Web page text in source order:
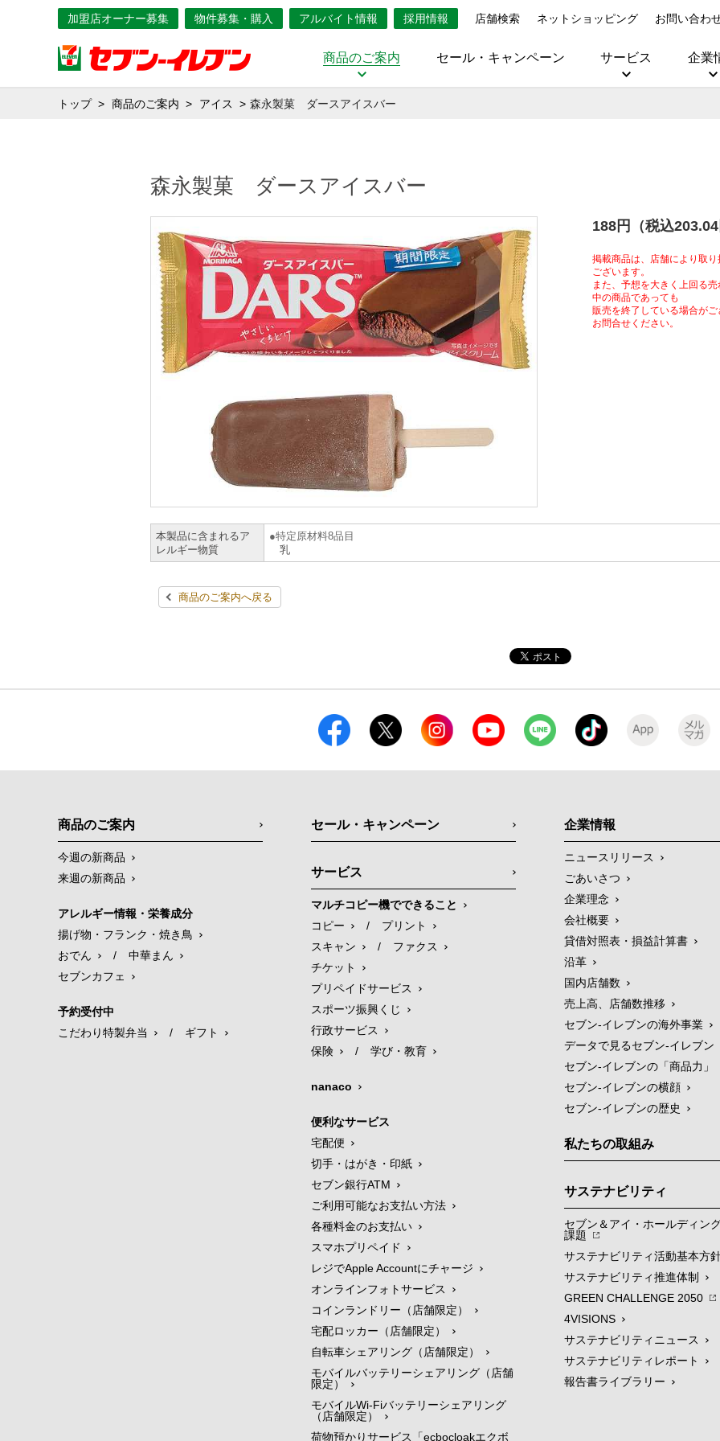
加盟店オーナー募集 物件募集・購入 アルバイト情報 採用情報 店舗検索 ネットショッピング お問い合わ
商品のご案内 セール・キャンペーン サービス 企業
トップ 商品のご案内 アイス 森永製菓 ダースアイスバー
森永製菓 ダースアイスバー
188円（税込203.04
掲載商品は、店舗により取
ございます。
また、予想を大きく上回る
中の商品であっても
販売を終了している場合が
お問合せください。
本製品に含まれるア
レルギー物質
特定原材料8品目
乳
商品のご案内へ戻る
商品のご案内
今週の新商品
来週の新商品
アレルギー情報・栄養成分
揚げ物・フランク・焼き鳥
おでん
/
中華まん
セブンカフェ
予約受付中
こだわり特製弁当
/ ギフト
セール・キャンペーン
サービス
マルチコピー機でできること
コピー
/
プリント
スキャン
/
ファクス
チケット
プリペイドサービス
スポーツ振興くじ
行政サービス
保険
/ 学び・教育
nanaco
便利なサービス
宅配便
切手・はがき・印紙
セブン銀行ATM
ご利用可能なお支払い方法
各種料金のお支払い
スマホプリペイド
レジでApple Accountにチャージ
オンラインフォトサービス
コインランドリー（店舗限定）
宅配ロッカー（店舗限定）
自転車シェアリング（店舗限定）
モバイルバッテリーシェアリング（店舗
限定）
モバイルWi-Fiバッテリーシェアリング
（店舗限定）
荷物預かりサービス「ecbocloakエクボ
企業情報
ニュースリリース
ごあいさつ
企業理念
会社概要
貸借対照表・損益計算書
沿革
国内店舗数
売上高、店舗数推移
セブン‐イレブンの海外事業
データで見るセブン‐イレブン
セブン‐イレブンの「商品力」
セブン-イレブンの横顔
セブン-イレブンの歴史
私たちの取組み
サステナビリティ
セブン＆アイ・ホールディン
課題
サステナビリティ活動基本方
サステナビリティ推進体制
GREEN CHALLENGE 2050
4VISIONS
サステナビリティニュース
サステナビリティレポート
報告書ライブラリー